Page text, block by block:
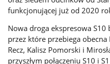
funkcjonującej już od 2020
Nowa droga ekspresowa S10
przez które przebiega
Recz, Kalisz Pomorski i
przyszłym połączeniu S10 i